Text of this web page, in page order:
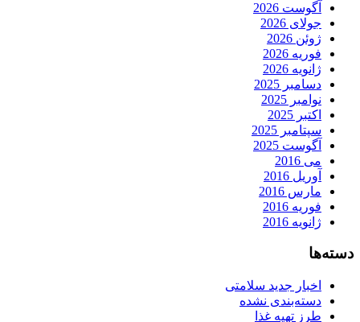
آگوست 2026
جولای 2026
ژوئن 2026
فوریه 2026
ژانویه 2026
دسامبر 2025
نوامبر 2025
اکتبر 2025
سپتامبر 2025
آگوست 2025
می 2016
آوریل 2016
مارس 2016
فوریه 2016
ژانویه 2016
دسته‌ها
اخبار جدید سلامتی
دسته‌بندی نشده
طرز تهیه غذا